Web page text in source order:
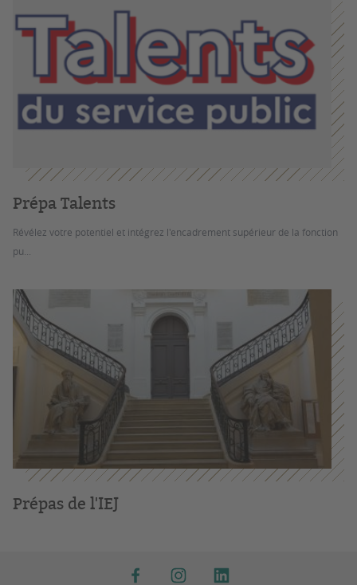
Prépa Talents
Révélez votre potentiel et intégrez l'encadrement supérieur de la fonction
pu...
Prépas de l'IEJ